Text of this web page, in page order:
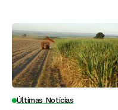
Últimas Notícias